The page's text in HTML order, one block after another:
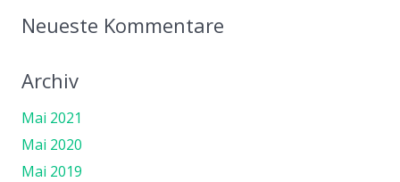
Neueste Kommentare
Archiv
Mai 2021
Mai 2020
Mai 2019